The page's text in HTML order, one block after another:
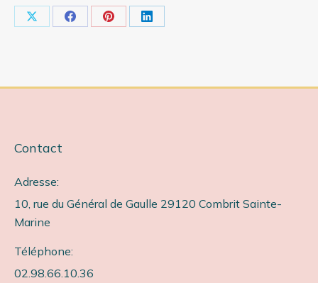
PartagerPartagerPartagerPartager
Contact
Adresse:
10, rue du Général de Gaulle 29120 Combrit Sainte-
Marine
Téléphone:
02.98.66.10.36